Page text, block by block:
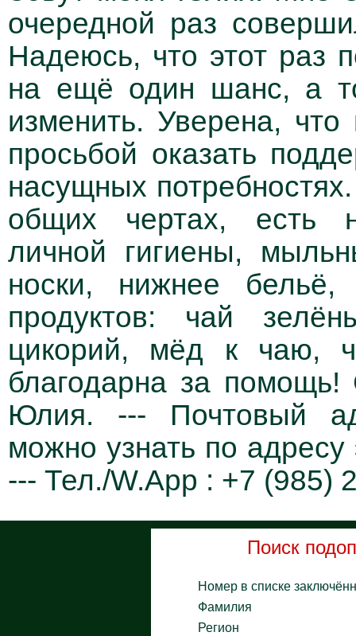
очередной раз
Надеюсь, что этот раз
на ещё один шанс, а
изменить. Уверена,
просьбой оказать
насущных
общих чертах, есть
личной гигиены,
носки, нижнее
продуктов: чай
цикорий, мёд к чаю,
благодарна за
Юлия. --- Почтовый
можно узнать по
--- Тел./W.App : +7 (985)
Поиск
Номер в списке
Фамилия
Регион